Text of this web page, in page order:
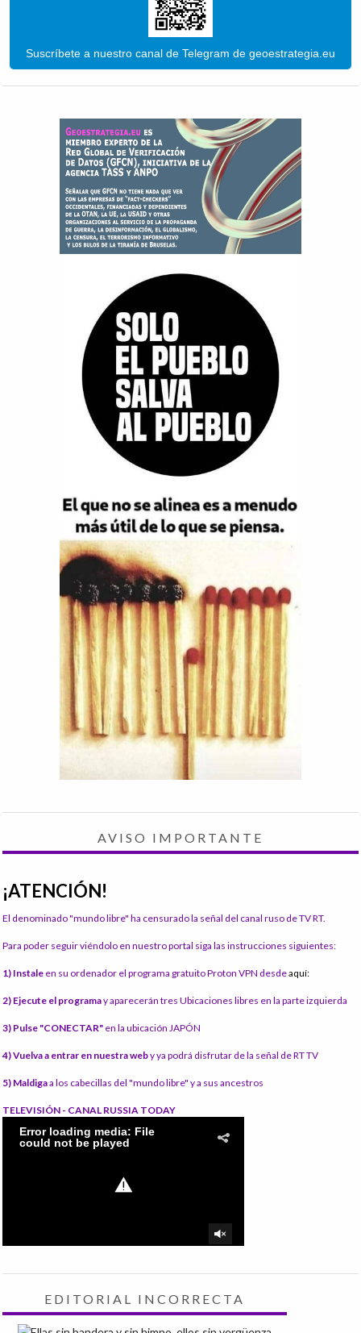
Suscríbete a nuestro canal de Telegram de geoestrategia.eu
AVISO IMPORTANTE
¡ATENCIÓN!
El denominado "mundo libre" ha censurado la señal del canal ruso de TV RT.
Para poder seguir viéndolo en nuestro portal siga las instrucciones siguientes:
1) Instale en su ordenador el programa gratuito Proton VPN desdeaquí:
2) Ejecute el programay aparecerán tres Ubicaciones libres en la parte izquierda
3) Pulse "CONECTAR" en la ubicación JAPÓN
4) Vuelva a entrar en nuestra weby ya podrá disfrutar de la señal de RT TV
5) Maldigaa los cabecillas del "mundo libre" y a sus ancestros
TELEVISIÓN - CANAL RUSSIA TODAY
EDITORIAL INCORRECTA